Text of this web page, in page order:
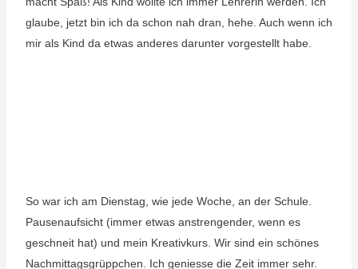
glaube, jetzt bin ich da schon nah dran, hehe. Auch wenn ich
mir als Kind da etwas anderes darunter vorgestellt habe.
So war ich am Dienstag, wie jede Woche, an der Schule.
Pausenaufsicht (immer etwas anstrengender, wenn es
geschneit hat) und mein Kreativkurs. Wir sind ein schönes
Nachmittagsgrüppchen. Ich geniesse die Zeit immer sehr.